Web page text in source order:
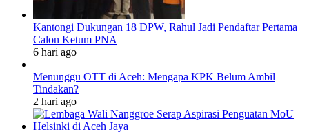
Kantongi Dukungan 18 DPW, Rahul Jadi Pendaftar Pertama
Calon Ketum PNA
6 hari ago
Menunggu OTT di Aceh: Mengapa KPK Belum Ambil
Tindakan?
2 hari ago